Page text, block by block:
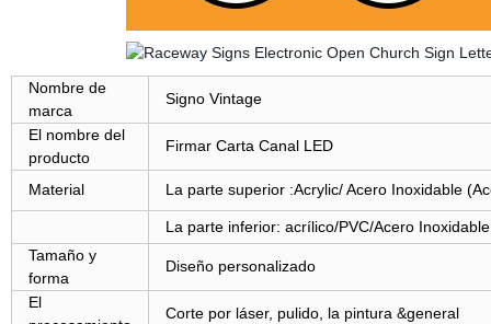
Nombre de
marca
Signo Vintage
El nombre del
producto
Firmar Carta Canal LED
Material La parte superior :Acrylic/ Acero Inoxidable
La parte inferior: acrílico/PVC/Acero Inoxidable
Tamaño y
forma
Diseño personalizado
El
Corte por láser, pulido, la pintura &general